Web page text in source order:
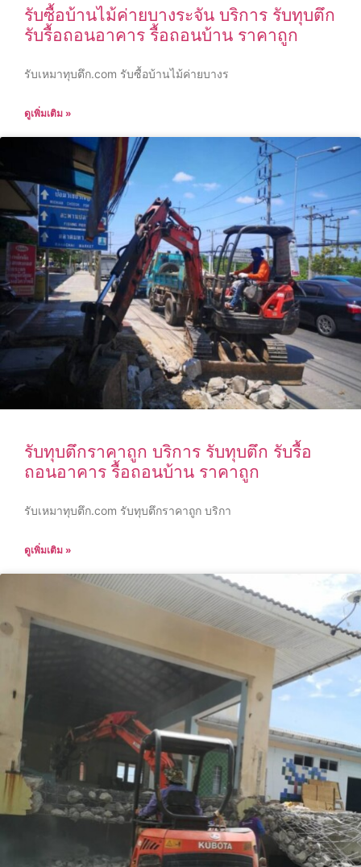
รับซื้อบ้านไม้ค่ายบางระจัน บริการ รับทุบตึก
รับรื้อถอนอาคาร รื้อถอนบ้าน ราคาถูก
รับเหมาทุบตึก.com รับซื้อบ้านไม้ค่ายบางร
ดูเพิ่มเติม »
รับทุบตึกราคาถูก บริการ รับทุบตึก รับรื้อ
ถอนอาคาร รื้อถอนบ้าน ราคาถูก
รับเหมาทุบตึก.com รับทุบตึกราคาถูก บริกา
ดูเพิ่มเติม »